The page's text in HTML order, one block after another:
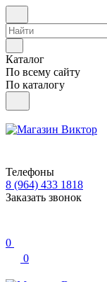
Каталог
По всему сайту
По каталогу
Телефоны
8 (964) 433 1818
Заказать звонок
0
0